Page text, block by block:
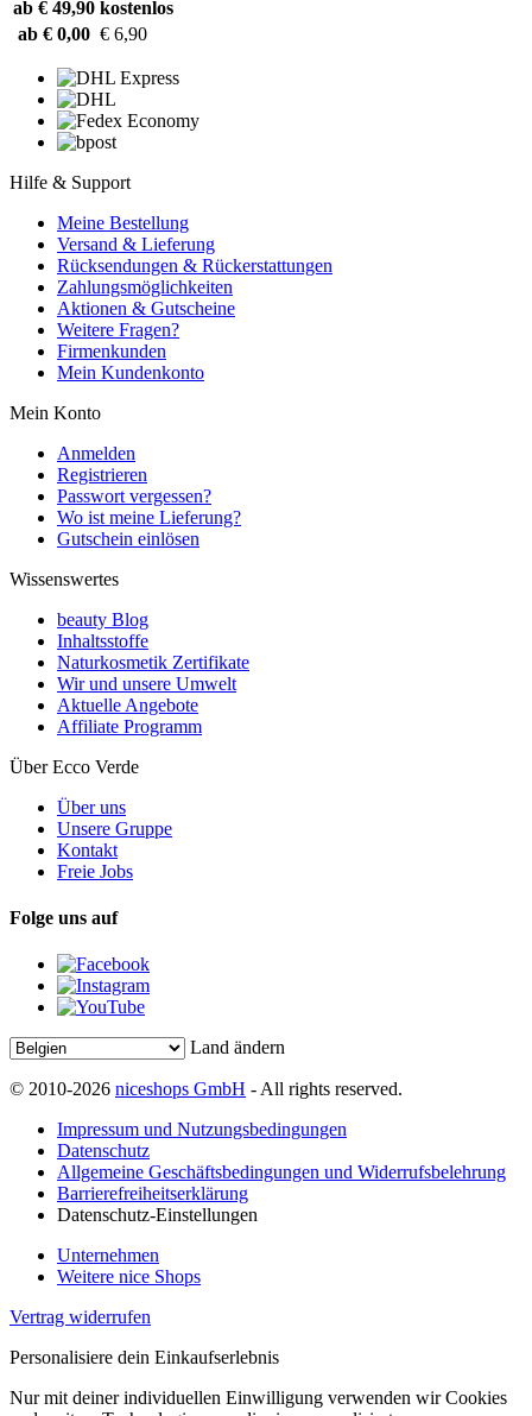
ab € 49,90 kostenlos
ab € 0,00 € 6,90
Hilfe & Support
Meine Bestellung
Versand & Lieferung
Rücksendungen & Rückerstattungen
Zahlungsmöglichkeiten
Aktionen & Gutscheine
Weitere Fragen?
Firmenkunden
Mein Kundenkonto
Mein Konto
Anmelden
Registrieren
Passwort vergessen?
Wo ist meine Lieferung?
Gutschein einlösen
Wissenswertes
beauty Blog
Inhaltsstoffe
Naturkosmetik Zertifikate
Wir und unsere Umwelt
Aktuelle Angebote
Affiliate Programm
Über Ecco Verde
Über uns
Unsere Gruppe
Kontakt
Freie Jobs
Folge uns auf
Land ändern
© 2010-2026 niceshops GmbH - All rights reserved.
Impressum und Nutzungsbedingungen
Datenschutz
Allgemeine Geschäftsbedingungen und Widerrufsbelehrung
Barrierefreiheitserklärung
Datenschutz-Einstellungen
Unternehmen
Weitere nice Shops
Vertrag widerrufen
Personalisiere dein Einkaufserlebnis
Nur mit deiner individuellen Einwilligung verwenden wir Cookies